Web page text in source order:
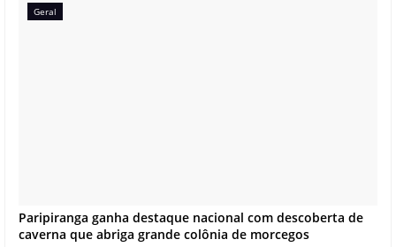
Geral
Paripiranga ganha destaque nacional com descoberta de
caverna que abriga grande colônia de morcegos